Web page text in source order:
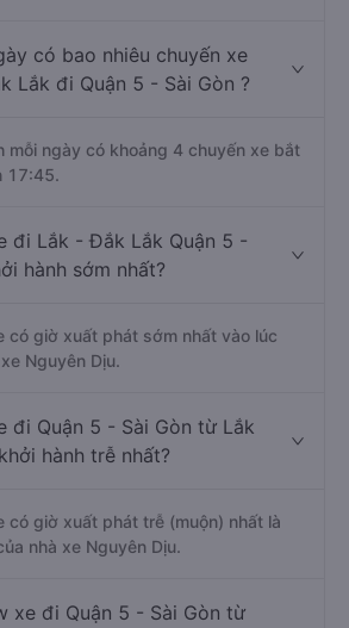
có bao nhiêu chuyến xe
Lắk đi Quận 5 - Sài Gòn ?
mỗi ngày có khoảng 4 chuyến xe bắt
17:45.
đi Lắk - Đắk Lắk Quận 5 -
hành sớm nhất?
có giờ xuất phát sớm nhất vào lúc
Nguyên Dịu.
đi Quận 5 - Sài Gòn từ Lắk
hành trễ nhất?
có giờ xuất phát trễ (muộn) nhất là
nhà xe Nguyên Dịu.
xe đi Quận 5 - Sài Gòn từ